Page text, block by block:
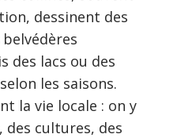
dessinent des
des lacs ou des
les saisons.
la vie locale : on y
des cultures, des